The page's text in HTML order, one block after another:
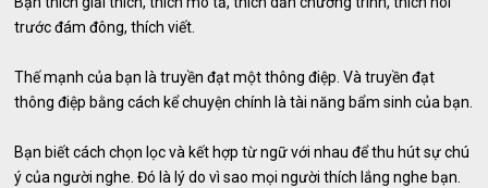
trước đám đông, thích viết.
Thế mạnh của bạn là truyền đạt một thông điệp. Và truyền đạt
thông điệp bằng cách kể chuyện chính là tài năng bẩm sinh của bạn.
Bạn biết cách chọn lọc và kết hợp từ ngữ với nhau để thu hút sự chú
ý của người nghe. Đó là lý do vì sao mọi người thích lắng nghe bạn.